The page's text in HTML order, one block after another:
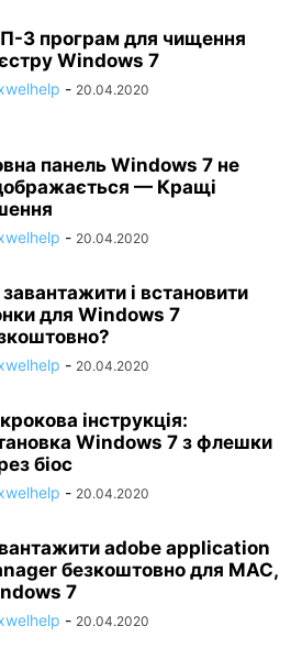
3 програм для чищення
Windows 7
- 20.04.2020
панель Windows 7 не
— Кращі
- 20.04.2020
і встановити
для Windows 7
- 20.04.2020
інструкція:
Windows 7 з флешки
біос
- 20.04.2020
adobe application
безкоштовно для MAC,
7
- 20.04.2020